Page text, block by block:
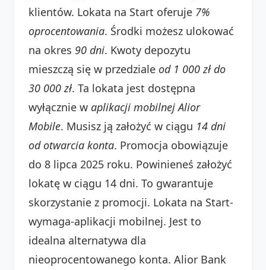
klientów. Lokata na Start oferuje 7%
oprocentowania. Środki możesz ulokować
na okres 90 dni. Kwoty depozytu
mieszczą się w przedziale od 1 000 zł do
30 000 zł. Ta lokata jest dostępna
wyłącznie w aplikacji mobilnej Alior
Mobile. Musisz ją założyć w ciągu 14 dni
od otwarcia konta. Promocja obowiązuje
do 8 lipca 2025 roku. Powinieneś założyć
lokatę w ciągu 14 dni. To gwarantuje
skorzystanie z promocji. Lokata na Start-
wymaga-aplikacji mobilnej. Jest to
idealna alternatywa dla
nieoprocentowanego konta. Alior Bank